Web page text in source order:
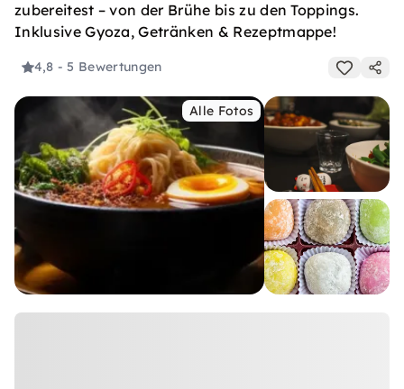
zubereitest – von der Brühe bis zu den Toppings.
Inklusive Gyoza, Getränken & Rezeptmappe!
4,8 - 5 Bewertungen
Alle Fotos